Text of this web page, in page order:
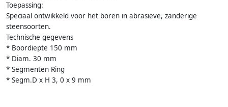
Toepassing:
Speciaal ontwikkeld voor het boren in abrasieve, zanderige
steensoorten.
Technische gegevens
* Boordiepte 150 mm
* Diam. 30 mm
* Segmenten Ring
* Segm.D x H 3, 0 x 9 mm